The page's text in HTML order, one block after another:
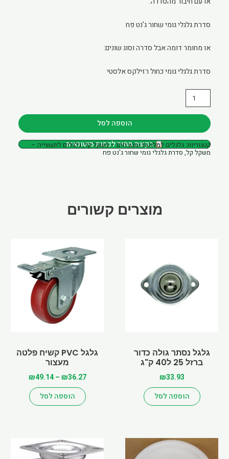
סדרת גלגלי גומי שחור ג'נט פח
או מחומר דומה אבל סדרה וסוג שונים:
סדרת גלגלי גומי כחול רזילקס אלסטי
של
גלגל
5"
גומי
שחור
הוספה לסל
בקשת מחיר לכמות סיטונאית
קטגוריות: גלגלים למלונות ומטבחים – משקל קל,גלגלים לתעשייה –
משקל קל, סדרת גלגלי גומי שחור ג'נט פח
מוצרים קשורים
גלגל נסתר גולה כדור
ברזל 25 ל40 ק"ג
₪33.93
הוספה לסל
גלגל PVC קשיח פלטה
מעצור
₪36.27
–
₪49.14
through
₪49.14
הוספה לסל
יש
מספר
סוגים.
ניתן
לבחור
את
בעמוד
המוצר
₪22.23